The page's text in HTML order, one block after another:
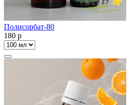
Полисорбат-80
180 p